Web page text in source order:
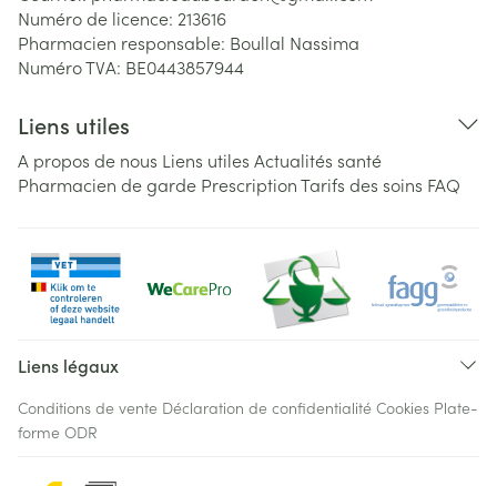
Numéro de licence: 213616
Pharmacien responsable: Boullal Nassima
Numéro TVA: BE0443857944
Liens utiles
A propos de nous Liens utiles Actualités santé
Pharmacien de garde PrescriptionTarifs des soins FAQ
Liens légaux
Conditions de vente Déclaration de confidentialité Cookies Plate-
forme ODR